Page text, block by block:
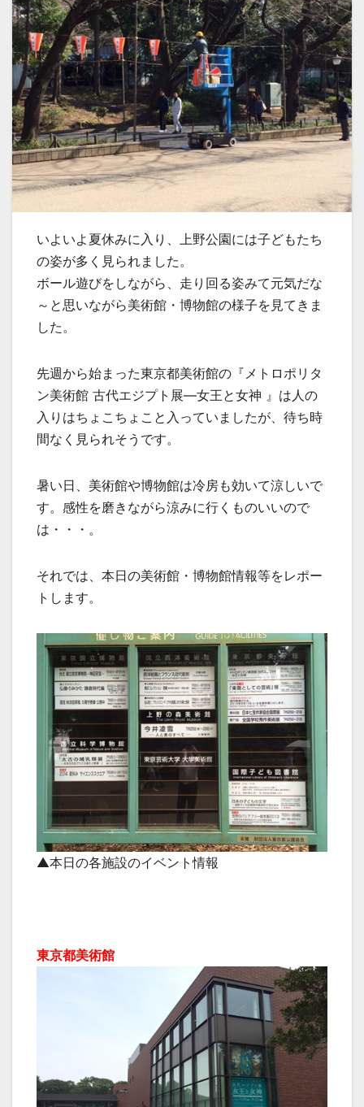
いよいよ夏休みに入り、上野公園には子どもたち
の姿が多く見られました。
ボール遊びをしながら、走り回る姿みて元気だな
～と思いながら美術館・博物館の様子を見てきま
した。
先週から始まった東京都美術館の『メトロポリタ
ン美術館 古代エジプト展―女王と女神 』は人の
入りはちょこちょこと入っていましたが、待ち時
間なく見られそうです。
暑い日、美術館や博物館は冷房も効いて涼しいで
す。感性を磨きながら涼みに行くものいいので
は・・・。
それでは、本日の美術館・博物館情報等をレポー
トします。
▲本日の各施設のイベント情報
東京都美術館